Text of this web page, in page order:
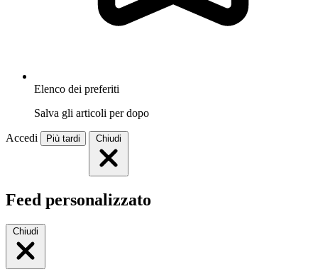
Elenco dei preferiti
Salva gli articoli per dopo
Accedi Più tardi Chiudi
Feed personalizzato
Chiudi